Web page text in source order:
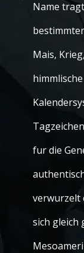
Name
Mais,
fur die
verwurzelt
sich gleich